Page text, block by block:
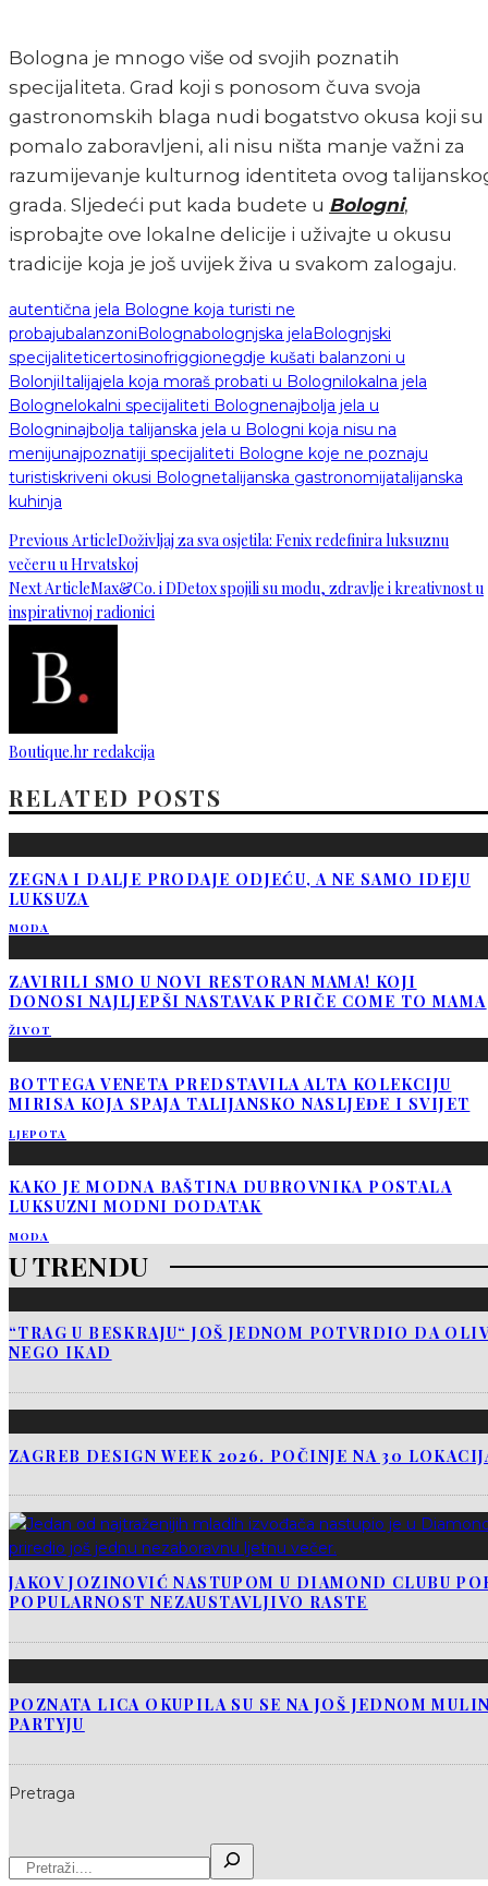
Bologna je mnogo više od svojih poznatih
specijaliteta. Grad koji s ponosom čuva svoja
gastronomskih blaga nudi bogatstvo okusa koji su
pomalo zaboravljeni, ali nisu ništa manje važni za
razumijevanje kulturnog identiteta ovog
grada. Sljedeći put kada budete u Bologni,
isprobajte ove lokalne delicije i uživajte u okusu
tradicije koja je još uvijek živa u svakom zalogaju.
autentična jela Bologne koja turisti ne
probajubalanzoniBolognabolognjska jelaBolognjski
specijaliteticertosinofriggionegdje kušati balanzoni u
BolonjiItalijajela koja moraš probati u Bolognilokalna jela
Bolognelokalni specijaliteti Bolognenajbolja jela u
Bologninajbolja talijanska jela u Bologni koja nisu na
menijunajpoznatiji specijaliteti Bologne koje ne poznaju
turistiskriveni okusi Bolognetalijanska gastronomijatalijanska
kuhinja
Previous ArticleDoživljaj za sva osjetila: Fenix redefinira luksuznu
večeru u Hrvatskoj
Next ArticleMax&Co. i DDetox spojili su modu, zdravlje i kreativnost u
inspirativnoj radionici
Boutique.hr redakcija
RELATED POSTS
ZEGNA I DALJE PRODAJE ODJEĆU, A NE SAMO IDEJU
LUKSUZA
MODA
ZAVIRILI SMO U NOVI RESTORAN MAMA! KOJI
DONOSI NAJLJEPŠI NASTAVAK PRIČE COME TO MAMA
ŽIVOT
BOTTEGA VENETA PREDSTAVILA ALTA KOLEKCIJU
MIRISA KOJA SPAJA TALIJANSKO NASLJEĐE I SVIJET
LJEPOTA
KAKO JE MODNA BAŠTINA DUBROVNIKA POSTALA
LUKSUZNI MODNI DODATAK
MODA
U TRENDU
“TRAG U BESKRAJU“ JOŠ JEDNOM POTVRDIO DA
NEGO IKAD
ZAGREB DESIGN WEEK 2026. POČINJE NA 30
JAKOV JOZINOVIĆ NASTUPOM U DIAMOND CLUBU
POPULARNOST NEZAUSTAVLJIVO RASTE
POZNATA LICA OKUPILA SU SE NA JOŠ JEDNOM
PARTYJU
Pretraga